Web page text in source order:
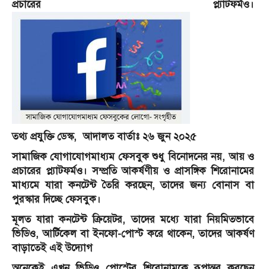
প্রচারের প্ল্যাটফর্মও।
তথ্য প্রযুক্তি ডেস্ক, আদালত বার্তাঃ ২৬ জুন ২০২৫
সামাজিক যোগাযোগমাধ্যম ফেসবুক শুধু বিনোদনের নয়, আয় ও
প্রচারের প্ল্যাটফর্মও। সম্প্রতি আকর্ষণীয় ও প্রাসঙ্গিক শিরোনামের
মাধ্যমে যারা কনটেন্ট তৈরি করছেন, তাদের জন্য বোনাস বা
পুরস্কার দিচ্ছে ফেসবুক।
মূলত যারা কনটেন্ট ক্রিয়েটর, তাদের মধ্যে যারা নিয়মিতভাবে
ভিডিও, আর্টিকেল বা ইনফো-পোস্ট করে থাকেন, তাদের আকর্ষণ
বাড়াতেই এই উদ্যোগ